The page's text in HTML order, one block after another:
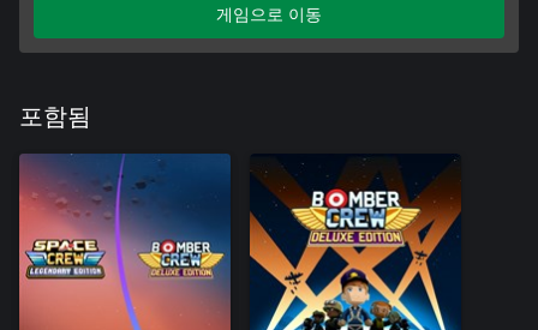
게임으로 이동
포함됨